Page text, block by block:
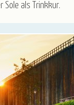
Sole als Trinkkur.